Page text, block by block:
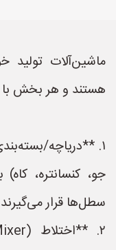
ماشین‌آلات تولید
هستند و هر بخش
۱. **دریاچه/
جو، کنسانتره،
سطل‌ها قرار